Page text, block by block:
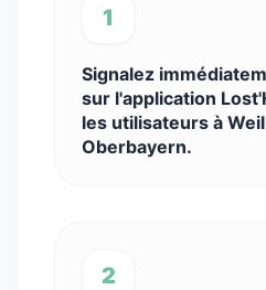
1
Signalez
sur l'application
les utilisateurs à
Oberbayern.
2